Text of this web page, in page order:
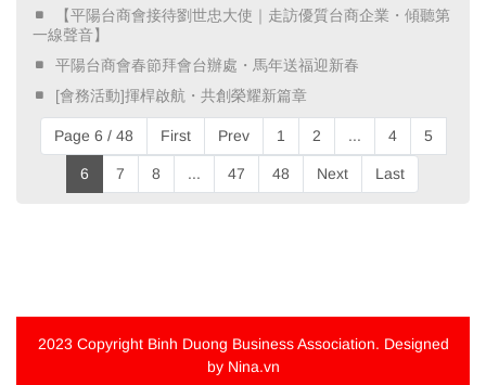
​ 【平陽台商會接待劉世忠大使｜走訪優質台商企業・傾聽第
一線聲音】 ​
​ 平陽台商會春節拜會台辦處・馬年送福迎新春 ​
​ [會務活動]揮桿啟航・共創榮耀新篇章 ​
Page 6 / 48 First Prev 1 2 ... 4 5
6 7 8 ... 47 48 Next Last
2023 Copyright Binh Duong Business Association. Designed
by Nina.vn